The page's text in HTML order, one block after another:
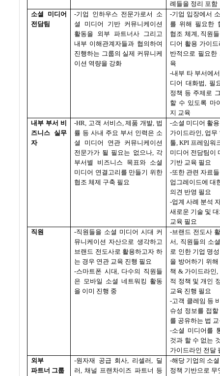
례들을 정리 포함
소셜 미디어
전담팀
-기업 인하우스 전문가로서 소
셜 미디어 기반 커뮤니케이션
활동을 외부 파트너사 그리고
내부 이해관계자들과 협의하여
진행하는 그룹의 실제 커뮤니케
이션 역량을 강화
-기업 입장에서
를 위해 필요한
협조 체계, 직원
디어 활용 가이
반적으로 필요
육
-내부 타 부서에
디어 대화법, 필
정책 등 주제로
할 수 있도록 마
지 교육
내부 부서 비
즈니스 실무
자
-HR, 고객 서비스,제품 개발, 법
률 등 사내 주요 부서 인력은 소
셜 미디어 연관 커뮤니케이션
전문가가 될 필요는 없으나, 각
부서별 비즈니스 목표와 소셜
미디어 연결고리를 만들기 위한
협조 체제 구축 필요
-소셜 미디어 활
가이드라인, 업무
툴, KPI 프레임워
미디어 전담팀이
기반 교육 필요
-또한 관련 자료
업그레이드에 대
의견 반영 필요
-업계 사례 분석
새로운 기술 및
교육 필요
직원
-직원들을 소셜 미디어 시대 커
뮤니케이션 자산으로 생각하고
브랜드 전도사로 활용하고자 하
는 경우 연관 교육 진행 필요
-스마트폰 시대, 다수의 직원들
은 모바일 소셜 네트워킹 활동
을 이미 진행 중
-브랜드 전도사
서, 직원들의 소
로 인한 기업 명
을 방어하기 위
책 & 가이드라인,
적 정책 및 개인
교육 진행 필요
-고객 클레임 등
슈성 정보를 접
를 공유하는 법
-소셜 미디어를
것과 할 수 없는
가이드라인 전달
외부
파트너 그룹
-원자재 공급 회사, 리셀러, 딜
러,채널 프랜차이즈 파트너 등
-해당 기업의 소
정책 기반으로 무